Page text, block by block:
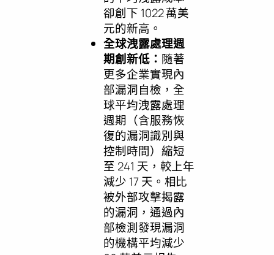
卻創下 1022 萬美
元的新高。
全球洩露處理週
期創新低： 隨著
更多企業實現內
部漏洞自檢，全
球平均洩露處理
週期（含服務恢
復的漏洞識別與
控制時間）縮短
至 241 天，較上年
減少 17 天。相比
被外部攻擊揭露
的漏洞，通過內
部檢測發現漏洞
的機構平均減少